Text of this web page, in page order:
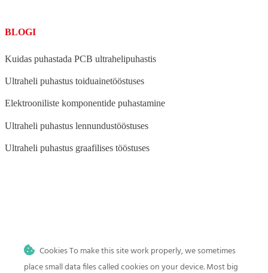
BLOGI
Kuidas puhastada PCB ultrahelipuhastis
Ultraheli puhastus toiduainetööstuses
Elektrooniliste komponentide puhastamine
Ultraheli puhastus lennundustööstuses
Ultraheli puhastus graafilises tööstuses
Ultraheli puhastus meditsiini-, tätoveeringu- ja hambaravi
kliinikutele
Cookies To make this site work properly, we sometimes
place small data files called cookies on your device. Most big